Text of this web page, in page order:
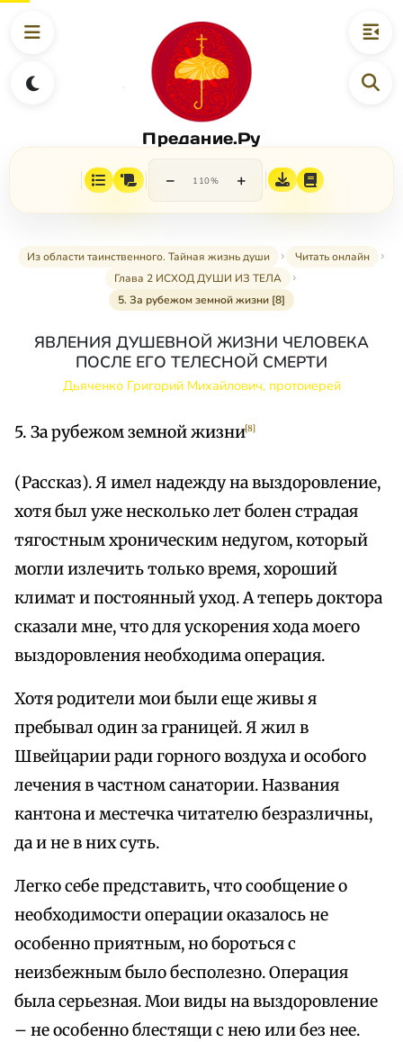
Предание.Ру
− 110% +
Из области таинственного. Тайная жизнь души
Читать онлайн
Глава 2 ИСХОД ДУШИ ИЗ ТЕЛА
5. За рубежом земной жизни [8]
ЯВЛЕНИЯ ДУШЕВНОЙ ЖИЗНИ ЧЕЛОВЕКА
ПОСЛЕ ЕГО ТЕЛЕСНОЙ СМЕРТИ
Дьяченко Григорий Михайлович, протоиерей
5. За рубежом земной жизни[8]
(Рассказ). Я имел надежду на выздоровление,
хотя был уже несколько лет болен страдая
тягостным хроническим недугом, который
могли излечить только время, хороший
климат и постоянный уход. А теперь доктора
сказали мне, что для ускорения хода моего
выздоровления необходима операция.
Хотя родители мои были еще живы я
пребывал один за границей. Я жил в
Швейцарии ради горного воздуха и особого
лечения в частном санатории. Названия
кантона и местечка читателю безразличны,
да и не в них суть.
Легко себе представить, что сообщение о
необходимости операции оказалось не
особенно приятным, но бороться с
неизбежным было бесполезно. Операция
была серьезная. Мои виды на выздоровление
– не особенно блестящи с нею или без нее.